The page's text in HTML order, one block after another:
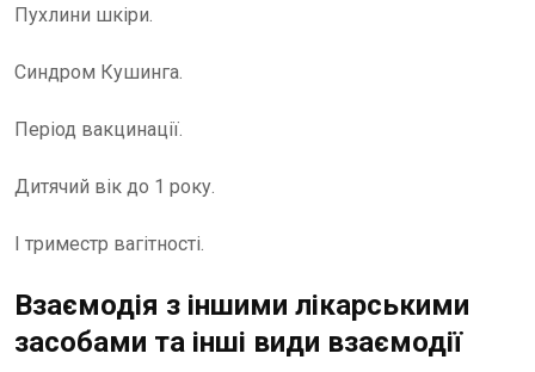
Пухлини шкіри.
Синдром Кушинга.
Період вакцинації.
Дитячий вік до 1 року.
І триместр вагітності.
Взаємодія з іншими лікарськими
засобами та інші види взаємодії